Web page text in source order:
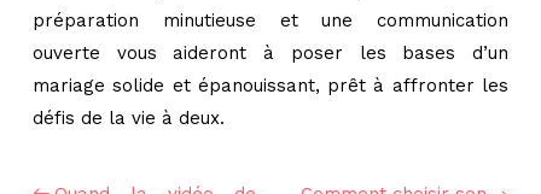
préparation minutieuse et une communication
ouverte vous aideront à poser les bases d’un
mariage solide et épanouissant, prêt à affronter les
défis de la vie à deux.